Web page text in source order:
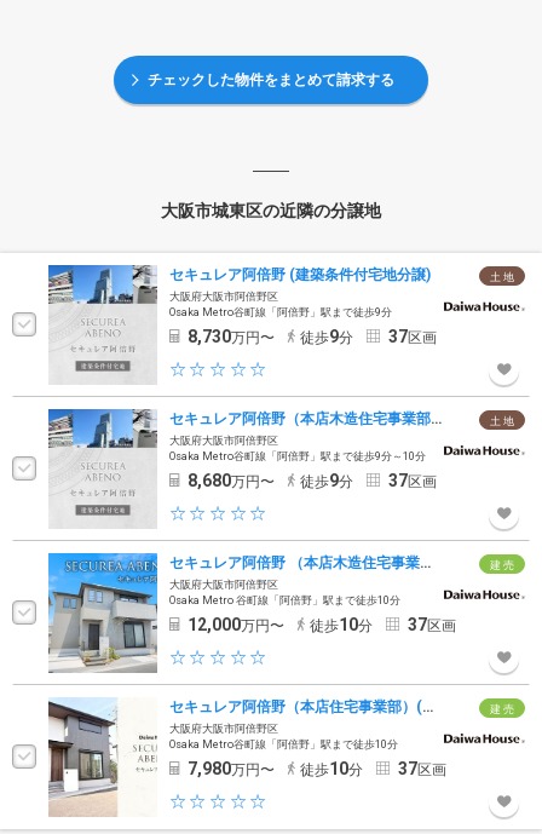
チェックした物件をまとめて請求する
大阪市城東区の近隣の分譲地
土 地
セキュレア阿倍野 (建築条件付宅地分譲)
大阪府大阪市阿倍野区
Osaka Metro谷町線「阿倍野」駅まで徒歩9分
8,730万円〜 徒歩9分 37区画
土 地
セキュレア阿倍野（本店木造住宅事業部）(建築条件付宅地分譲)
大阪府大阪市阿倍野区
Osaka Metro谷町線「阿倍野」駅まで徒歩9分～10分
8,680万円〜 徒歩9分 37区画
建 売
セキュレア阿倍野 （本店木造住宅事業部）(分譲住宅)
大阪府大阪市阿倍野区
Osaka Metro 谷町線「阿倍野」駅まで徒歩10分
12,000万円〜 徒歩10分 37区画
建 売
セキュレア阿倍野（本店住宅事業部）(分譲住宅)
大阪府大阪市阿倍野区
Osaka Metro谷町線「阿倍野」駅まで徒歩10分
7,980万円〜 徒歩10分 37区画